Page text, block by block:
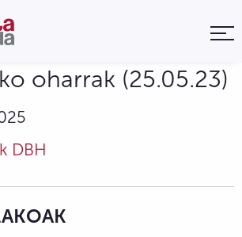
oharrak (25.05.23)
DBH